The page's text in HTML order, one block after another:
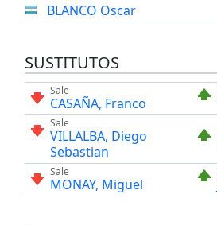
BLANCO Oscar
SUSTITUTOS
Sale
CASAÑA, Franco
Sale
VILLALBA, Diego
Sebastian
Sale
MONAY, Miguel